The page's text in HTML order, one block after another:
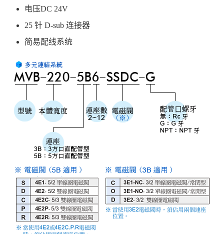
电压DC 24V
25 针 D-sub 连接器
简易配线系统